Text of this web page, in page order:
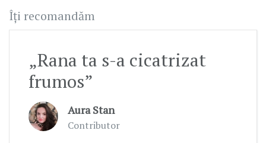
Îți recomandăm
„Rana ta s-a cicatrizat
frumos”
Aura Stan
Contributor